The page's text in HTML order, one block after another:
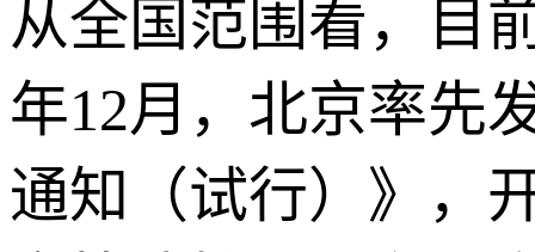
从全国范围看，目
年12月，北京率先
通知（试行）》，